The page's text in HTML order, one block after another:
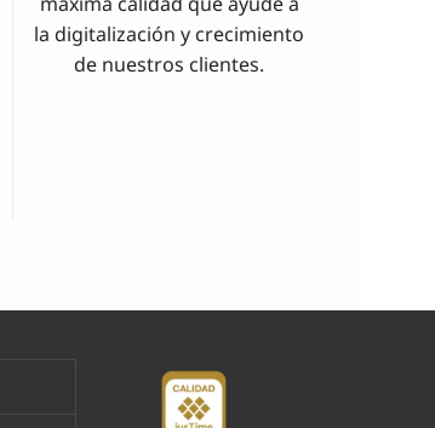
la digitalización y crecimiento
de nuestros clientes.